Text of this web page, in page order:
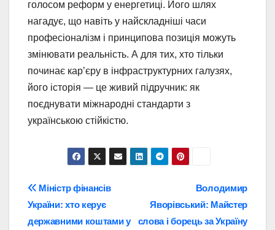
голосом реформ у енергетиці. Його шлях
нагадує, що навіть у найскладніші часи
професіоналізм і принципова позиція можуть
змінювати реальність. А для тих, хто тільки
починає кар’єру в інфраструктурних галузях,
його історія — це живий підручник: як
поєднувати міжнародні стандарти з
українською стійкістю.
Навігація
записів
Володимир
Яворівський: Майстер
слова і борець за Україну
Міністр фінансів
України: хто керує
державними коштами у